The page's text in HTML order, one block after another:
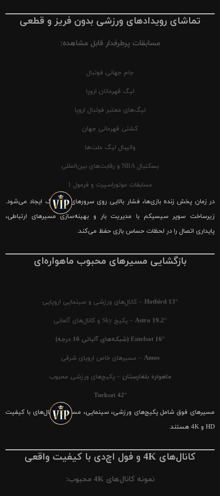
تماشای رویدادهای ورزشی بدون فریز و قطعی
مسابقات پرطرفدار قابل مشاهده:
جام جهانی فوتبال
لیگ قهرمانان اروپا
لیگ‌های معتبر فوتبال اروپا
کشتی قهرمانی جهان
والیبال لیگ ملت‌ها
بسکتبال NBA و رقابت‌های بین‌المللی
مسابقات موتوراسپرت و فرمول 1
در زمان پخش زنده بازی‌ها، فشار بالایی روی سرورهای شیرینگ ایجاد می‌شود.
زیرساخت سوپر سیسیکم با مدیریت بار و بهینه‌سازی مسیرهای ارتباطی،
پایداری اتصال را در لحظات حساس بازی حفظ می‌کند.
بازگشایی مسیرهای محبوب ماهواره‌ای
Hotbird 13° – کانال‌های ورزشی و سینمایی اروپایی
Astra 19.2° – پکیج Sky و کانال‌های آلمانی
Eutelsat 16° (شبکه‌های آلبانی 16 درجه)
Amos – مسیرهای خاص اروپای شرقی
ماهواره بلغارستان – پکیج‌های ورزشی محبوب
Turksat 42°
مسیرهای فوق شامل پکیج‌های ورزشی، سینمایی، مستند و کانال‌های با کیفیت
HD و 4K هستند.
کانال‌های 4K و فول اچ‌دی با کیفیت واقعی
نمونه کانال‌های 4K محبوب: